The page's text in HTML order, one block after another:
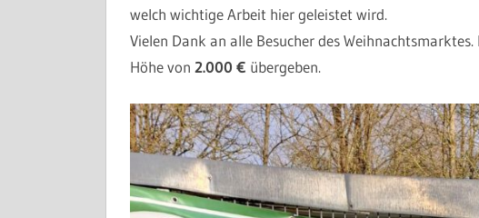
welch wichtige Arbeit hier geleistet wird.
Vielen Dank an alle Besucher des
Höhe von 2.000 € übergeben.